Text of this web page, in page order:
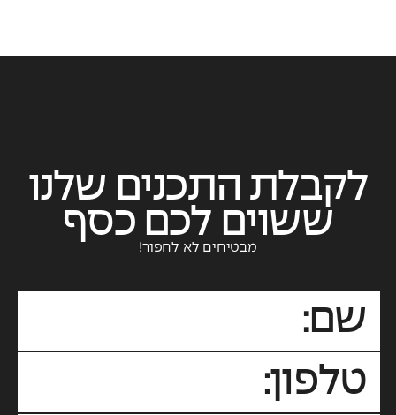
לקבלת התכנים שלנו
ששוים לכם כסף
מבטיחים לא לחפור!